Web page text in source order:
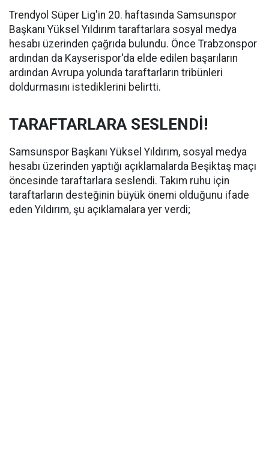
Trendyol Süper Lig'in 20. haftasında Samsunspor
Başkanı Yüksel Yıldırım taraftarlara sosyal medya
hesabı üzerinden çağrıda bulundu. Önce Trabzonspor
ardından da Kayserispor'da elde edilen başarıların
ardından Avrupa yolunda taraftarların tribünleri
doldurmasını istediklerini belirtti.
TARAFTARLARA SESLENDİ!
Samsunspor Başkanı Yüksel Yıldırım, sosyal medya
hesabı üzerinden yaptığı açıklamalarda Beşiktaş maçı
öncesinde taraftarlara seslendi. Takım ruhu için
taraftarların desteğinin büyük önemi olduğunu ifade
eden Yıldırım, şu açıklamalara yer verdi;